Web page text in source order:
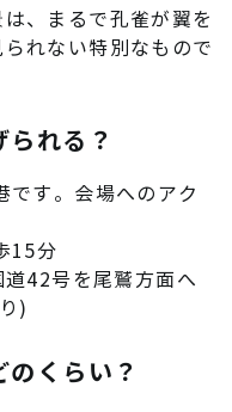
、まるで孔雀が翼を
れない特別なもので
れる？
です。会場へのアク
15分
道42号を尾鷲方面へ
)
くらい？